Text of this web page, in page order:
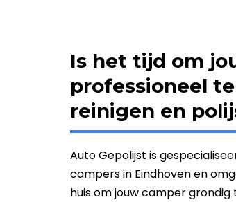
Is het tijd om
professioneel
reinigen en
Auto Gepolijst is
campers in Eindhoven en
huis om jouw camper